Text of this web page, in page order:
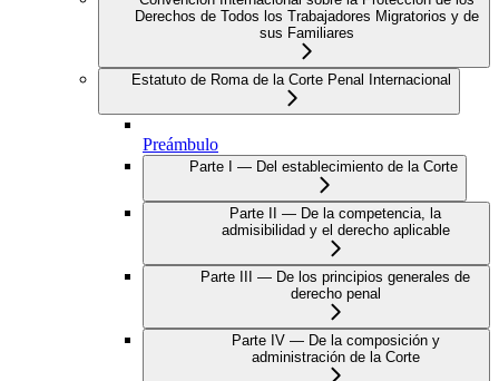
Derechos de Todos los Trabajadores Migratorios y de
sus Familiares
Estatuto de Roma de la Corte Penal Internacional
Preámbulo
Parte I — Del establecimiento de la Corte
Parte II — De la competencia, la
admisibilidad y el derecho aplicable
Parte III — De los principios generales de
derecho penal
Parte IV — De la composición y
administración de la Corte